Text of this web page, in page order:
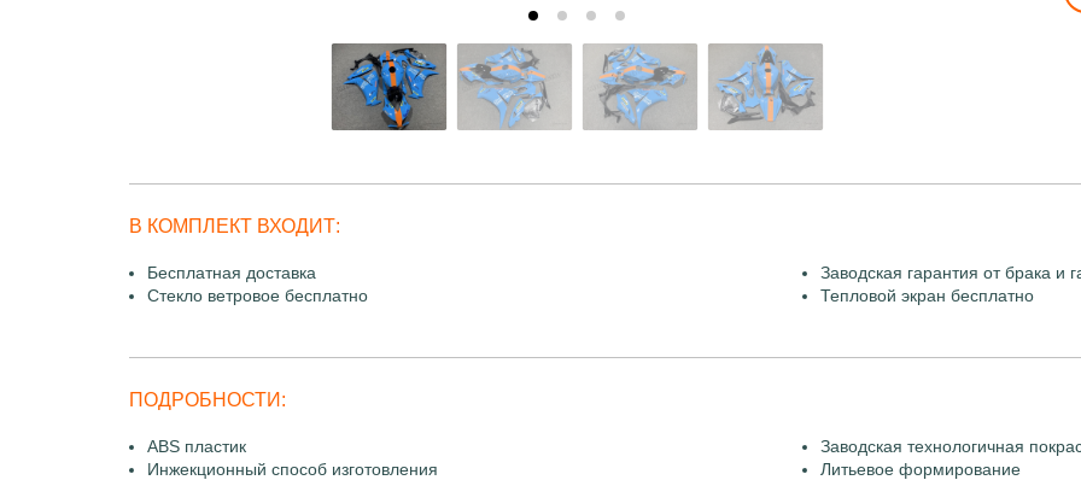
В КОМПЛЕКТ ВХОДИТ:
Бесплатная доставка
Заводская гарантия от брака и
Стекло ветровое бесплатно
Тепловой экран бесплатно
ПОДРОБНОСТИ:
ABS пластик
Заводская технологичная
Инжекционный способ изготовления
Литьевое формирование